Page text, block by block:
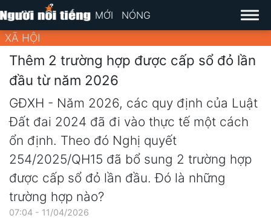
MỚI NÓNG
XÃ HỘI
Thêm 2 trường hợp được cấp sổ đỏ lần
đầu từ năm 2026
GĐXH - Năm 2026, các quy định của Luật
Đất đai 2024 đã đi vào thực tế một cách
ổn định. Theo đó Nghị quyết
254/2025/QH15 đã bổ sung 2 trường hợp
được cấp sổ đỏ lần đầu. Đó là những
trường hợp nào?
07:04 - 11/04/2026